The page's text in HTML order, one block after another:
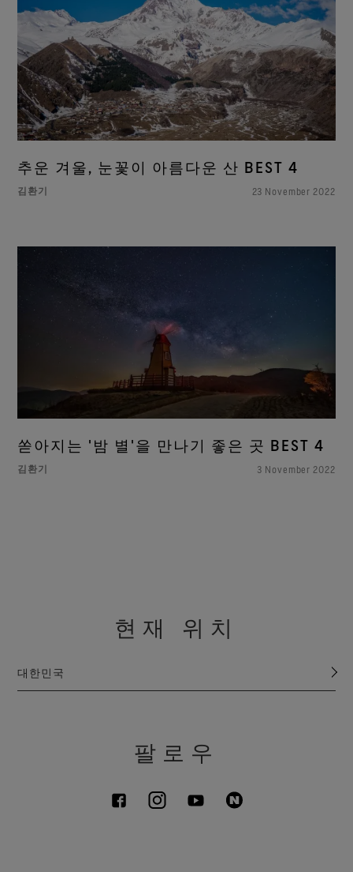
추운 겨울, 눈꽃이 아름다운 산 BEST 4
김환기 23 November 2022
쏟아지는 '밤 별'을 만나기 좋은 곳 BEST 4
김환기 3 November 2022
현재 위치
대한민국
팔로우